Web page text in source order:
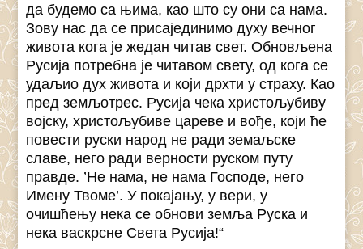
да будемо са њима, као што су они са нама.
Зову нас да се присајединимо духу вечног
живота кога је жедан читав свет. Обновљена
Русија потребна је читавом свету, од кога се
удаљио дух живота и који дрхти у страху. Као
пред земљотрес. Русија чека христољубиву
војску, христољубиве цареве и вође, који ће
повести руски народ не ради земаљске
славе, него ради верности руском путу
правде. ’Не нама, не нама Господе, него
Имену Твоме’. У покајању, у вери, у
очишћењу нека се обнови земља Руска и
нека васкрсне Света Русија!“